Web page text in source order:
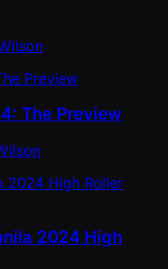
The Preview
2024 High